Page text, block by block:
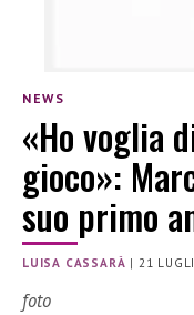
NEWS
«Ho voglia
gioco»:
suo primo
LUISA CASSARÀ | 21
foto